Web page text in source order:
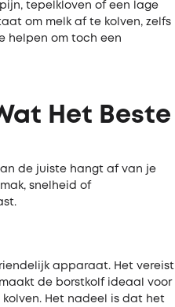
tepelkloven of een lage
om melk af te kolven, zelfs
helpen om toch een
Het Beste
de juiste hangt af van je
snelheid of
apparaat. Het vereist
de borstkolf ideaal voor
Het nadeel is dat het